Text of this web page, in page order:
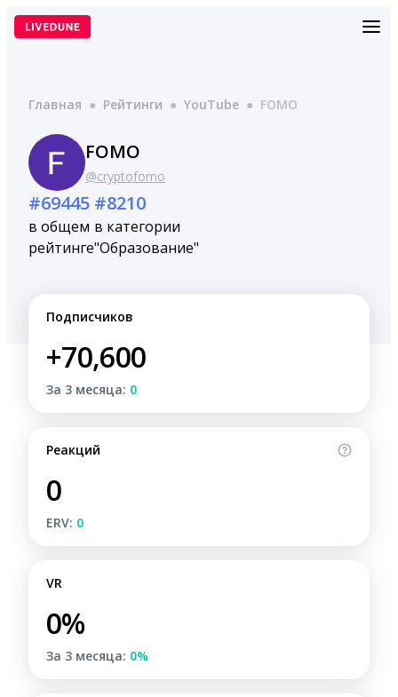
Перейти
Главная ● Рейтинги ● YouTube ● FOMO
FOMO
@cryptofomo
#69445
в общем
рейтинге
#8210
в категории
"Образование"
Подписчиков
+70,600
За 3 месяца: 0
Реакций
0
ERV: 0
VR
0%
За 3 месяца: 0%